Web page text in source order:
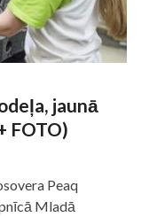
jaunā
FOTO)
Peaq
Mladā